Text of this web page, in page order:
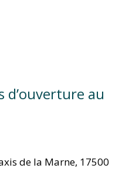
d’ouverture au
de la Marne, 17500